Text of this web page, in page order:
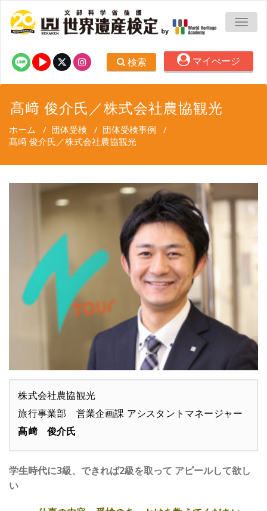
検索 マイぺージ
髙﨑 俊介氏／株式会社農協観光
ホーム / 団体受検 / 団体受検事例 /
髙﨑 俊介氏／株式会社農協観光
株式会社農協観光
旅行事業部 営業企画課 アシスタントマネージャー
髙﨑 俊介氏
学生時代に3級、できれば2級を取って アピールして欲し
い